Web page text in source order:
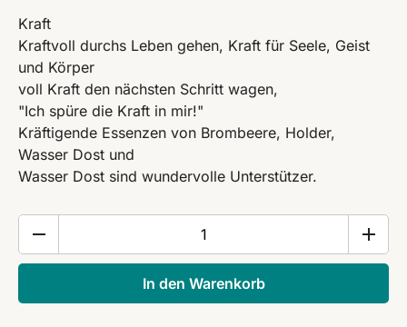
Kraft
Kraftvoll durchs Leben gehen, Kraft für Seele, Geist
und Körper
voll Kraft den nächsten Schritt wagen,
"Ich spüre die Kraft in mir!"
Kräftigende Essenzen von Brombeere, Holder,
Wasser Dost und
Wasser Dost sind wundervolle Unterstützer.
In den Warenkorb